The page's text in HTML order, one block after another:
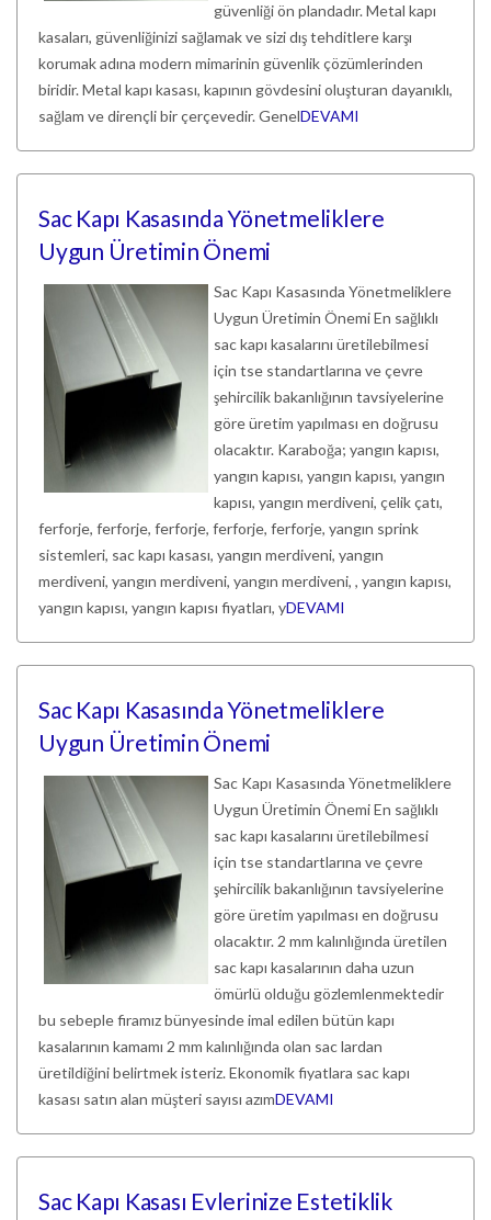
güvenliği ön plandadır. Metal kapı
kasaları, güvenliğinizi sağlamak ve sizi dış tehditlere karşı
korumak adına modern mimarinin güvenlik çözümlerinden
biridir. Metal kapı kasası, kapının gövdesini oluşturan dayanıklı,
sağlam ve dirençli bir çerçevedir. GenelDEVAMI
Sac Kapı Kasasında Yönetmeliklere
Uygun Üretimin Önemi
Sac Kapı Kasasında Yönetmeliklere
Uygun Üretimin Önemi En sağlıklı
sac kapı kasalarını üretilebilmesi
için tse standartlarına ve çevre
şehircilik bakanlığının tavsiyelerine
göre üretim yapılması en doğrusu
olacaktır. Karaboğa; yangın kapısı,
yangın kapısı, yangın kapısı, yangın
kapısı, yangın merdiveni, çelik çatı,
ferforje, ferforje, ferforje, ferforje, ferforje, yangın sprink
sistemleri, sac kapı kasası, yangın merdiveni, yangın
merdiveni, yangın merdiveni, yangın merdiveni, , yangın kapısı,
yangın kapısı, yangın kapısı fiyatları, yDEVAMI
Sac Kapı Kasasında Yönetmeliklere
Uygun Üretimin Önemi
Sac Kapı Kasasında Yönetmeliklere
Uygun Üretimin Önemi En sağlıklı
sac kapı kasalarını üretilebilmesi
için tse standartlarına ve çevre
şehircilik bakanlığının tavsiyelerine
göre üretim yapılması en doğrusu
olacaktır. 2 mm kalınlığında üretilen
sac kapı kasalarının daha uzun
ömürlü olduğu gözlemlenmektedir
bu sebeple firamız bünyesinde imal edilen bütün kapı
kasalarının kamamı 2 mm kalınlığında olan sac lardan
üretildiğini belirtmek isteriz. Ekonomik fiyatlara sac kapı
kasası satın alan müşteri sayısı azımDEVAMI
Sac Kapı Kasası Evlerinize Estetiklik